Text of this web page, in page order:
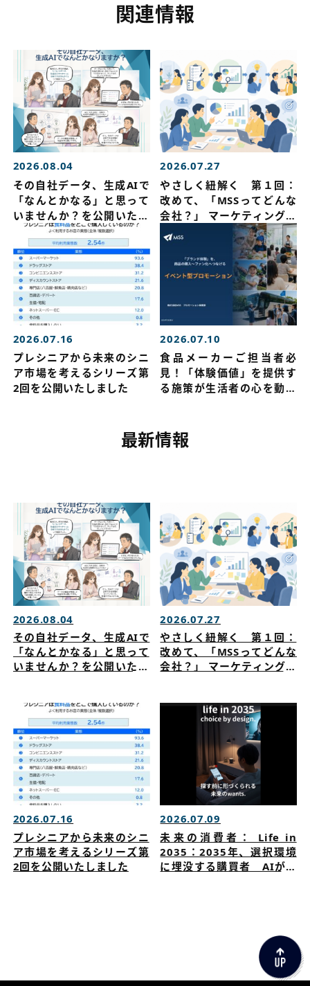
関連情報
2026.08.04
その自社データ、生成AIで
「なんとかなる」と思って
いませんか？を公開いたし
ました
2026.07.27
やさしく紐解く 第１回：
改めて、「MSSってどんな
会社？」 マーケティングリ
サーチを公開いたしました
2026.07.16
プレシニアから未来のシニ
ア市場を考えるシリーズ第
2回を公開いたしました
2026.07.10
食品メーカーご担当者必
見！「体験価値」を提供す
る施策が生活者の心を動か
公開しました
最新情報
2026.08.04
その自社データ、生成AIで
「なんとかなる」と思って
いませんか？を公開いたし
2026.07.27
やさしく紐解く 第１回：
改めて、「MSSってどんな
会社？」 マーケティングリ
2026.07.16
プレシニアから未来のシニ
ア市場を考えるシリーズ第
2回を公開いたしました
2026.07.09
未来の消費者： Life in
2035：2035年、選択環境
に埋没する購買者 AIが購